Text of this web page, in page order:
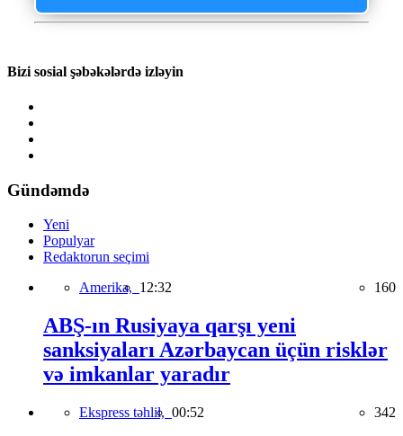
Bizi sosial şəbəkələrdə izləyin
Gündəmdə
Yeni
Populyar
Redaktorun seçimi
Amerika, 12:32 160
ABŞ-ın Rusiyaya qarşı yeni
sanksiyaları Azərbaycan üçün risklər
və imkanlar yaradır
Ekspress təhlil, 00:52 342